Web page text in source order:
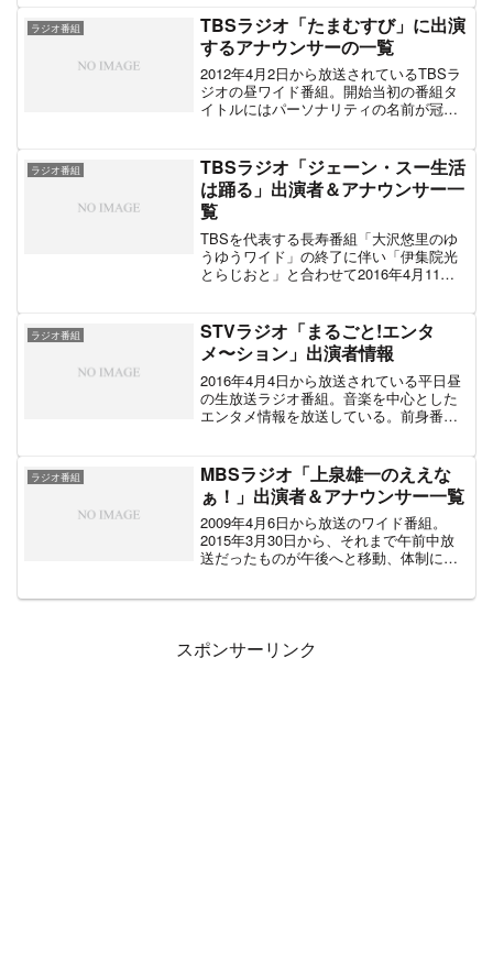
曜夜「Pop'n Rollにズキューン」と姉妹番
組と合わせて放送されていたが現在は
「ズキューン」のみである。
ラジオ番組
TBSラジオ「たまむすび」に出演
するアナウンサーの一覧
2012年4月2日から放送されているTBSラ
ジオの昼ワイド番組。開始当初の番組タ
イトルにはパーソナリティの名前が冠さ
降は同時間帯の聴取率において単独首位
を継続している人気のラジオ番組であ
る。メインパーソナリティは月～木曜が
フリーアナウンサー赤江珠緒、金曜が
TBS外山恵理アナ。曜日別パートナーに
芸能人を起用。2017年4月～2018年3月は
赤江珠緒アナが産休で番組を離れてお
り、その間は聴取率が低下し他局に苦戦
の存在が重要視される番組である。
ラジオ番組
TBSラジオ「ジェーン・スー生活
は踊る」出演者＆アナウンサー一
覧
TBSを代表する長寿番組「大沢悠里のゆ
うゆうワイド」の終了に伴い「伊集院光
とらじおと」と合わせて2016年4月11日
ェーン・スーは、土曜日19時より放送し
ていた「ジェーン・スー 相談は踊る」か
らの抜擢となった。「相談は踊る」の内
容は「生活は踊る」に内包されコーナー
として継続している。パートナーはTBS
のアナウンサーが日替わりで担当。番組
していた井上貴博のみ2017年4月からの
「Nスタ」メインキャスター就任に合わせ
て番組を卒業。後任は同期の杉山真也が
務めている。この記事では、「ジェー
ン・スー生活は踊る」に出演するパーソ
ナリティ、曜日別パートナー、コーナー
出演者についての情報をまとめた。
ラジオ番組
STVラジオ「まるごと!エンタ
メ〜ション」出演者情報
2016年4月4日から放送されている平日昼
の生放送ラジオ番組。音楽を中心とした
エンタメ情報を放送している。前身番組
りラジオ」を部分的に再編して新たに放
送が開始された番組が「まるごと!エンタ
メ～ション」である。
ラジオ番組
MBSラジオ「上泉雄一のええな
ぁ！」出演者＆アナウンサー一覧
2009年4月6日から放送のワイド番組。
2015年3月30日から、それまで午前中放
送だったものが午後へと移動、体制にも
が登場するオーソドックスなタイプのラ
ジオ生ワイド。
スポンサーリンク